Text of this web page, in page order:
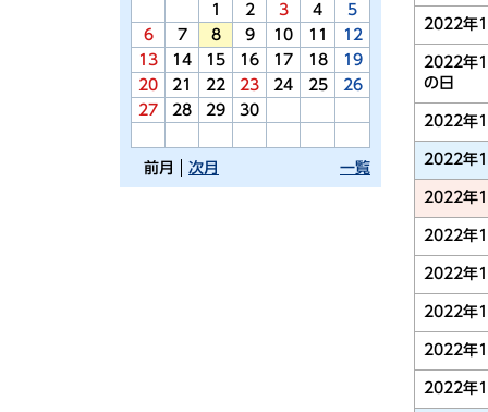
1
2 3 4
5
6
7 8 9 10 11
12
13
14 15 16 17 18
19
20
21 22 23 24 25
26
27
28 29 30
前月 一覧
次月
2022年
2022年
の日
2022年
2022年
2022年
2022年
2022年
2022年
2022年
2022年